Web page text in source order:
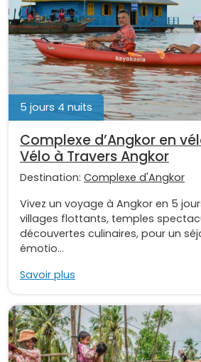
5 jours 4 nuits
Complexe d’Angkor en
Vélo à Travers Angkor
Destination: Complexe d'Angkor
Vivez un voyage à Angkor en 5
villages flottants, temples
découvertes culinaires, pour un
émotio...
Savoir plus